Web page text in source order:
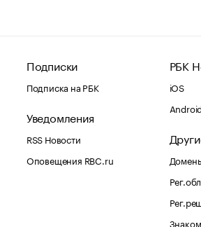
Подписки
Подписка на РБК
Уведомления
RSS Новости
Оповещения RBC.ru
РБК
iOS